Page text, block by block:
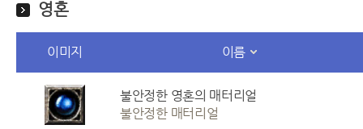
영혼
이미지 이름
불안정한 영혼의 매터리얼
불안정한 매터리얼